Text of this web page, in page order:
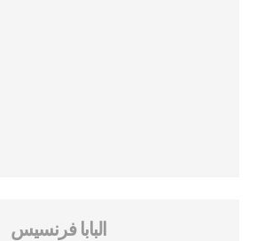
البابا فرنسيس